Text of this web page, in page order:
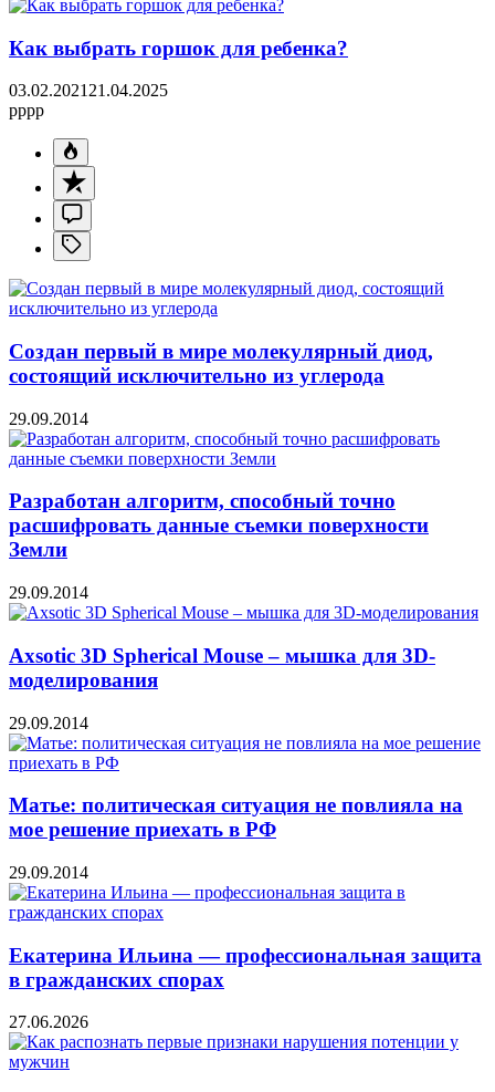
Как выбрать горшок для ребенка?
03.02.2021 21.04.2025
pppp
Создан первый в мире молекулярный диод,
состоящий исключительно из углерода
29.09.2014
Разработан алгоритм, способный точно
расшифровать данные съемки поверхности
Земли
29.09.2014
Axsotic 3D Spherical Mouse – мышка для 3D-
моделирования
29.09.2014
Матье: политическая ситуация не повлияла на
мое решение приехать в РФ
29.09.2014
Екатерина Ильина — профессиональная защита
в гражданских спорах
27.06.2026